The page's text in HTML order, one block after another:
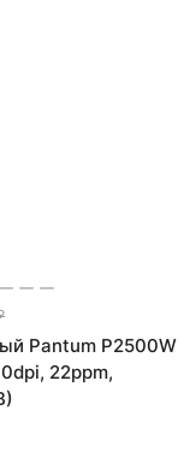
Pantum P2500W
22ppm,